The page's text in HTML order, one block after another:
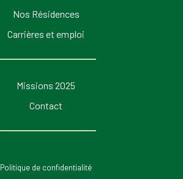
Nos Résidences
Carrières et emploi
Missions 2025
Contact
Politique de confidentialité